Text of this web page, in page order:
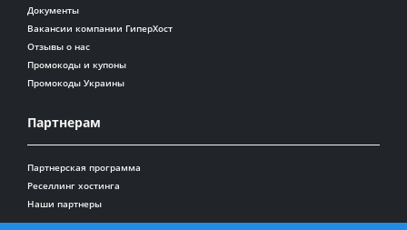
Документы
Вакансии компании ГиперХост
Отзывы о нас
Промокоды и купоны
Промокоды Украины
Партнерам
Партнерская программа
Реселлинг хостинга
Наши партнеры